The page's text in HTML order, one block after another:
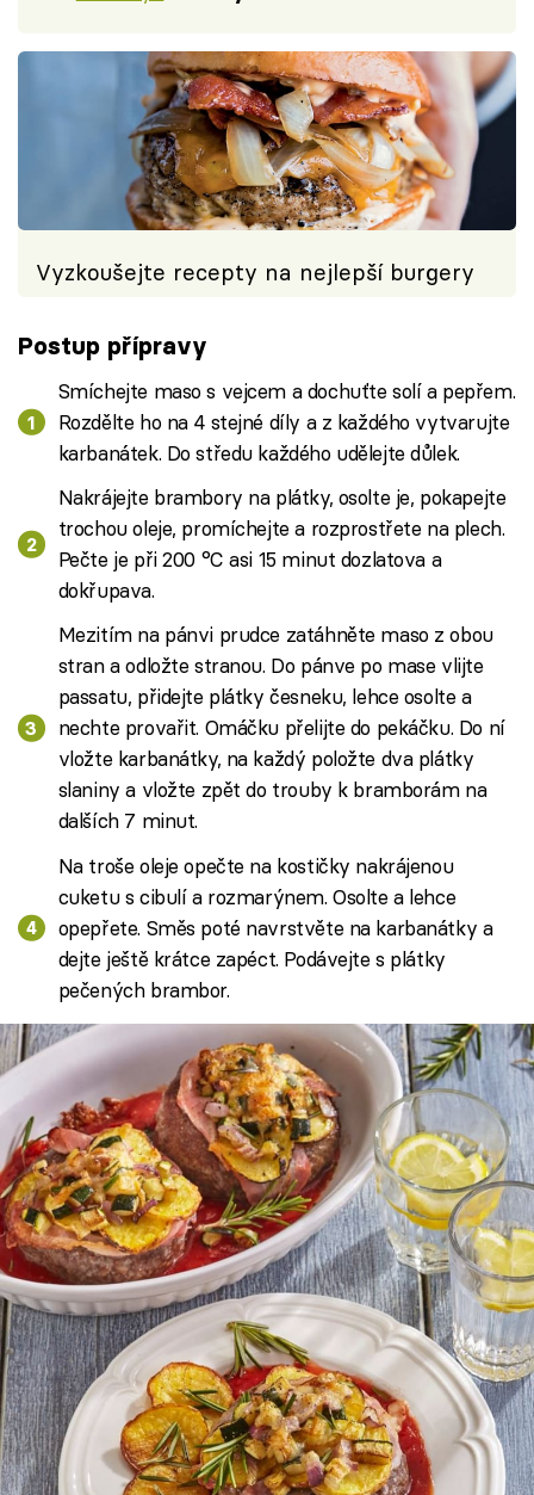
Vyzkoušejte recepty na nejlepší burgery
Postup přípravy
Smíchejte maso s vejcem a dochuťte solí a pepřem.
Rozdělte ho na 4 stejné díly a z každého vytvarujte
karbanátek. Do středu každého udělejte důlek.
Nakrájejte brambory na plátky, osolte je, pokapejte
trochou oleje, promíchejte a rozprostřete na plech.
Pečte je při 200 °C asi 15 minut dozlatova a
dokřupava.
Mezitím na pánvi prudce zatáhněte maso z obou
stran a odložte stranou. Do pánve po mase vlijte
passatu, přidejte plátky česneku, lehce osolte a
nechte provařit. Omáčku přelijte do pekáčku. Do ní
vložte karbanátky, na každý položte dva plátky
slaniny a vložte zpět do trouby k bramborám na
dalších 7 minut.
Na troše oleje opečte na kostičky nakrájenou
cuketu s cibulí a rozmarýnem. Osolte a lehce
opepřete. Směs poté navrstvěte na karbanátky a
dejte ještě krátce zapéct. Podávejte s plátky
pečených brambor.